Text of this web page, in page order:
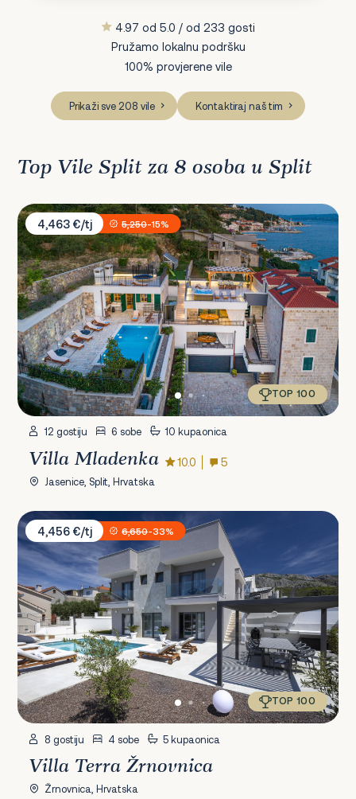
4.97 od 5.0 / od 233 gosti
Pružamo lokalnu podršku
100% provjerene vile
Prikaži sve 208 vile Kontaktiraj naš tim
Top Vile Split za 8 osoba u Split
Villa Mladenka
4,463 €/tj
5,250-15%
TOP 100
12 gostiju 6 sobe 10 kupaonica
Villa Mladenka 10.0 5
Jasenice, Split, Hrvatska
Villa Terra Žrnovnica
4,456 €/tj
6,650-33%
TOP 100
8 gostiju 4 sobe 5 kupaonica
Villa Terra Žrnovnica
Žrnovnica, Hrvatska